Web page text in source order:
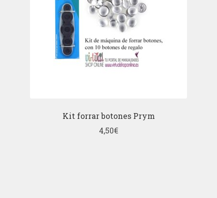
Kit forrar botones Prym
4,50€